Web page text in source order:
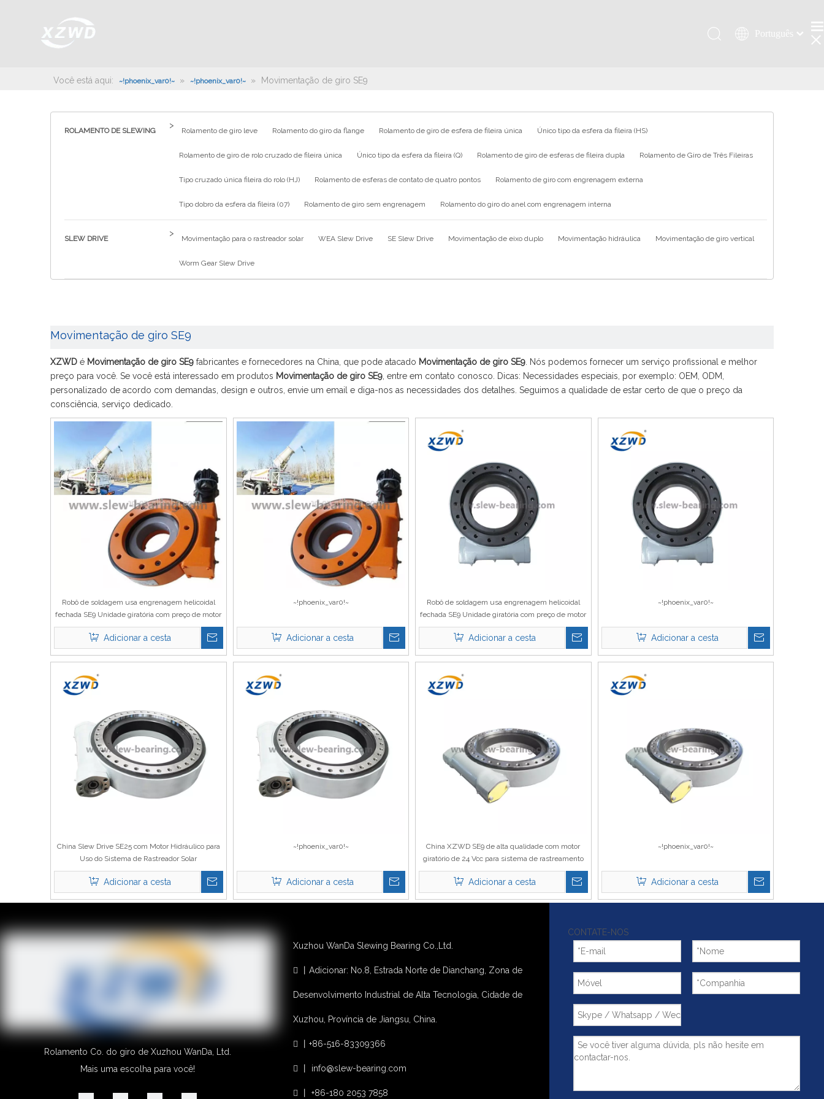
Português
Italiano
Você está aqui: ~!phoenix_var0!~ » ~!phoenix_var0!~ » Movimentação de giro SE9
ROLAMENTO DE SLEWING
>
Rolamento de giro leve Rolamento do giro da flange Rolamento de giro de esfera de fileira única Único tipo da esfera da fileira (HS)
Rolamento de giro de rolo cruzado de fileira única Único tipo da esfera da fileira (Q) Rolamento de giro de esferas de fileira dupla Rolamento de Giro de Três Fileiras
Tipo cruzado única fileira do rolo (HJ) Rolamento de esferas de contato de quatro pontos Rolamento de giro com engrenagem externa
Tipo dobro da esfera da fileira (07) Rolamento de giro sem engrenagem Rolamento do giro do anel com engrenagem interna
SLEW DRIVE
>
Movimentação para o rastreador solar WEA Slew Drive SE Slew Drive Movimentação de eixo duplo Movimentação hidráulica Movimentação de giro vertical
Worm Gear Slew Drive
Movimentação de giro SE9
XZWD é Movimentação de giro SE9 fabricantes e fornecedores na China, que pode atacado Movimentação de giro SE9 . Nós podemos fornecer um serviço profissional e melhor
preço para você. Se você está interessado em produtos Movimentação de giro SE9 , entre em contato conosco. Dicas: Necessidades especiais, por exemplo: OEM, ODM,
personalizado de acordo com demandas, design e outros, envie um email e diga-nos as necessidades dos detalhes. Seguimos a qualidade de estar certo de que o preço da
consciência, serviço dedicado.
Robô de soldagem usa engrenagem helicoidal
fechada SE9 Unidade giratória com preço de motor
hidráulico
Adicionar a cesta
~!phoenix_var0!~
Adicionar a cesta
Robô de soldagem usa engrenagem helicoidal
fechada SE9 Unidade giratória com preço de motor
hidráulico
Adicionar a cesta
~!phoenix_var0!~
Adicionar a cesta
China Slew Drive SE25 com Motor Hidráulico para
Uso do Sistema de Rastreador Solar
Adicionar a cesta
~!phoenix_var0!~
Adicionar a cesta
China XZWD SE9 de alta qualidade com motor
giratório de 24 Vcc para sistema de rastreamento
solar
Adicionar a cesta
~!phoenix_var0!~
Adicionar a cesta
Rolamento Co. do giro de Xuzhou WanDa, Ltd.
Mais uma escolha para você!
Xuzhou WanDa Slewing Bearing Co.,Ltd.
 丨Adicionar: No.8, Estrada Norte de Dianchang, Zona de
Desenvolvimento Industrial de Alta Tecnologia, Cidade de
Xuzhou, Província de Jiangsu, China.
 丨+86-516-83309366
 丨 info@slew-bearing.com
 丨 +86-180 2053 7858
CONTATE-NOS